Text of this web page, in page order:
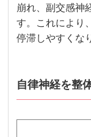
崩れ、副交感神
す。これにより
停滞しやすくな
自律神経を整